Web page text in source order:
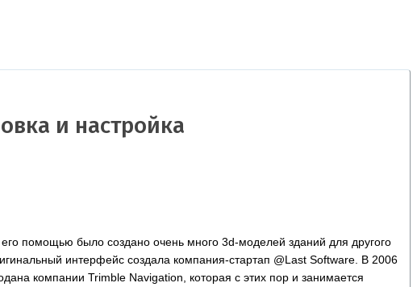
и настройка
его помощью было создано очень много 3d-моделей зданий для другого
интерфейс создала компания-стартап @Last Software. В 2006
компании Trimble Navigation, которая с этих пор и занимается